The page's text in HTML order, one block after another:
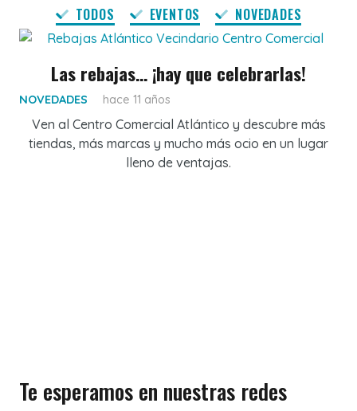
TODOS EVENTOS NOVEDADES
Las rebajas… ¡hay que celebrarlas!
NOVEDADES hace 11 años
Ven al Centro Comercial Atlántico y descubre más
tiendas, más marcas y mucho más ocio en un lugar
lleno de ventajas.
Te esperamos en nuestras redes